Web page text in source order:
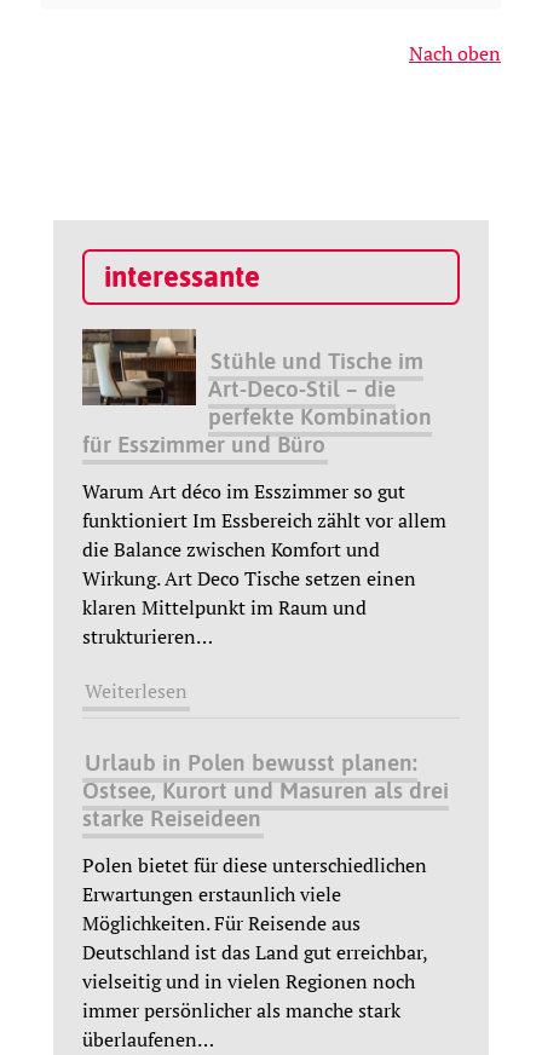
Nach oben
interessante
Stühle und Tische im
Art-Deco-Stil – die
perfekte Kombination
für Esszimmer und Büro
Warum Art déco im Esszimmer so gut
funktioniert Im Essbereich zählt vor allem
die Balance zwischen Komfort und
Wirkung. Art Deco Tische setzen einen
klaren Mittelpunkt im Raum und
strukturieren…
Weiterlesen
Urlaub in Polen bewusst planen:
Ostsee, Kurort und Masuren als drei
starke Reiseideen
Polen bietet für diese unterschiedlichen
Erwartungen erstaunlich viele
Möglichkeiten. Für Reisende aus
Deutschland ist das Land gut erreichbar,
vielseitig und in vielen Regionen noch
immer persönlicher als manche stark
überlaufenen…